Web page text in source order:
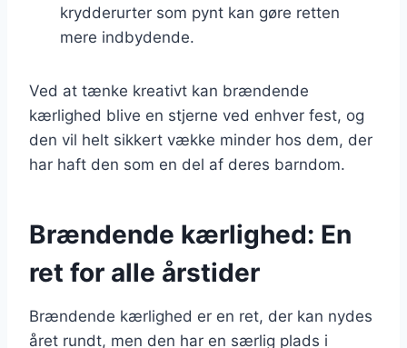
krydderurter som pynt kan gøre retten
mere indbydende.
Ved at tænke kreativt kan brændende
kærlighed blive en stjerne ved enhver fest, og
den vil helt sikkert vække minder hos dem, der
har haft den som en del af deres barndom.
Brændende kærlighed: En
ret for alle årstider
Brændende kærlighed er en ret, der kan nydes
året rundt, men den har en særlig plads i